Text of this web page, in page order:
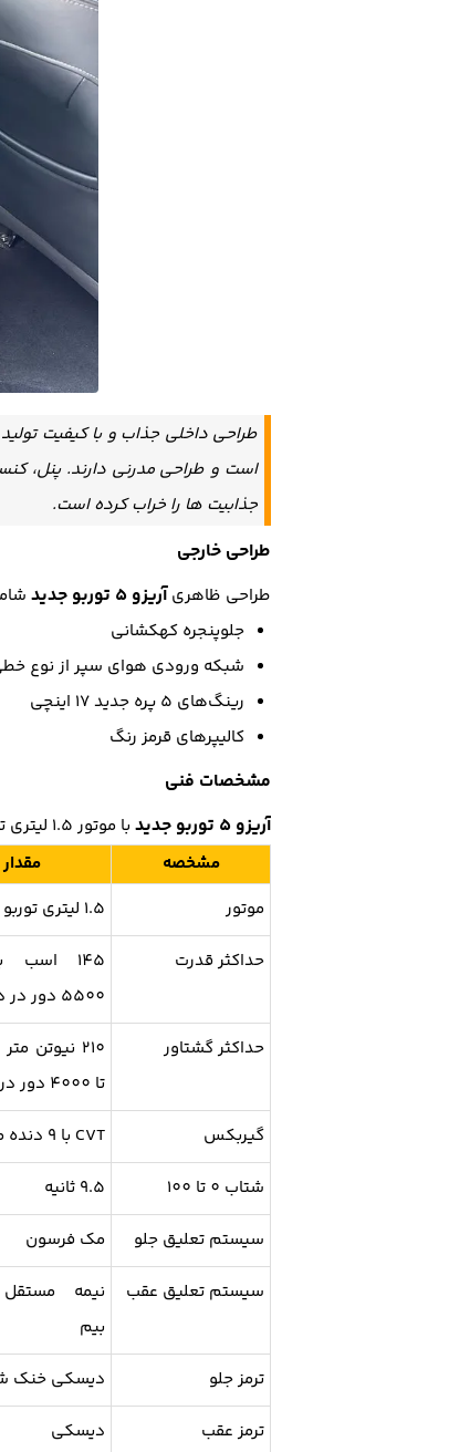
طراحی داخلی جذاب و با کیفیت
است و طراحی مدرنی دارند. پنل،
جذابیت ها را خراب کرده است.
طراحی خارجی
طراحی ظاهریآریزو 5 توربو جدید
جلوپنجره کهکشانی
شبکه ورودی هوای سپر از نوع
رینگ‌های 5 پره جدید 17 اینچی
کالیپرهای قرمز رنگ
مشخصات فنی
آریزو 5 توربو جدید
با موتور 1.5 لیتری توربو و گیربکس CVT مجهز شده است.
مقدار
مشخصه
1.5 لیتری توربو
موتور
145
5500 دور در دقیقه
حداکثر قدرت
تا 4000 دور در دقیقه
حداکثر گشتاور
CVT با 9 دنده مجازی گیربکس
9.5 ثانیه شتاب 0 تا 100
مک فرسون سیستم تعلیق جلو
نیمه
بیم
سیستم تعلیق عقب
دیسکی خنک ترمز جلو
دیسکی ترمز عقب